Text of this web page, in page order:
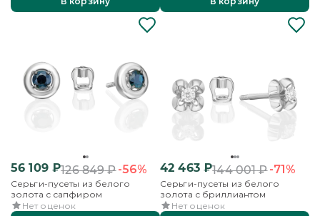
56 109₽126 849₽-56%
Серьги-пусеты из белого
золота с сапфиром
Нет оценок
42 463₽144 001₽-71%
Серьги-пусеты из белого
золота с бриллиантом
Нет оценок